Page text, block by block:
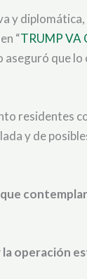
y
“TRUMP VA
que
residentes
y de
la operación